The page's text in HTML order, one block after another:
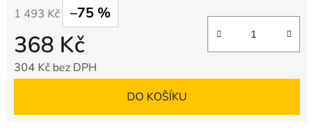
1 493 Kč –75 %
368 Kč
304 Kč bez DPH
DO KOŠÍKU